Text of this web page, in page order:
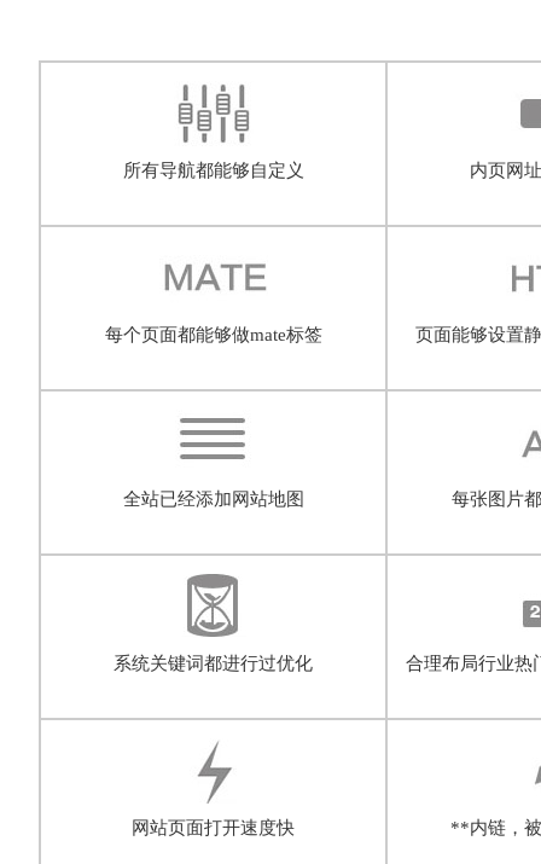
所有导航都能够自定义 内页网
每个页面都能够做mate标签 页面能够设置
全站已经添加网站地图 每张图片
系统关键词都进行过优化 合理布局行业热
网站页面打开速度快 **内链，